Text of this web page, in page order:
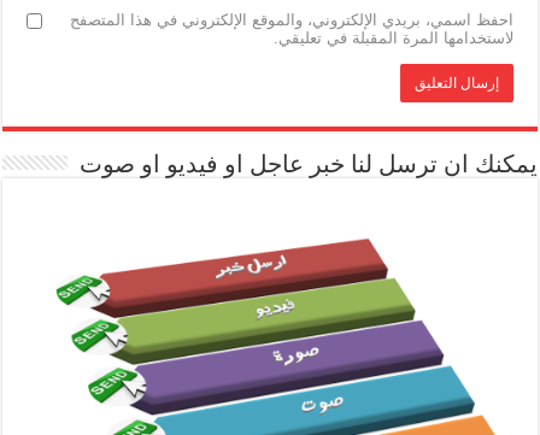
احفظ اسمي، بريدي الإلكتروني، والموقع الإلكتروني في هذا المتصفح
لاستخدامها المرة المقبلة في تعليقي.
يمكنك ان ترسل لنا خبر عاجل او فيديو او صوت